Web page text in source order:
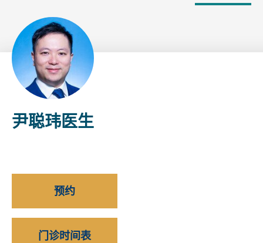
尹聪玮医生
预约
门诊时间表